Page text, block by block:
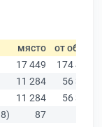
място от общо
17 449
174 403
11 284
56 378
11 284
56 378
87